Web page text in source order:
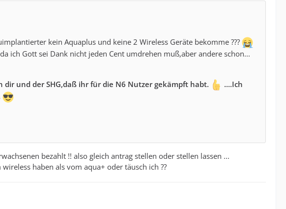
kein Aquaplus und keine 2 Wireless Geräte bekomme ???
ich Gott sei Dank nicht jeden Cent umdrehen muß,aber andere schon...
dir und der SHG,daß ihr für die N6 Nutzer gekämpft habt.
....Ich
bezahlt !! also gleich antrag stellen oder stellen lassen ...
haben als vom aqua+ oder täusch ich ??